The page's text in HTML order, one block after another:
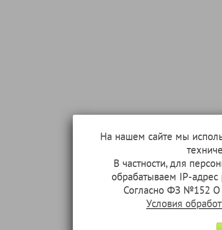
На нашем сайте мы
В частности, для
обрабатываем IP-
Согласно ФЗ №152 О
Условия